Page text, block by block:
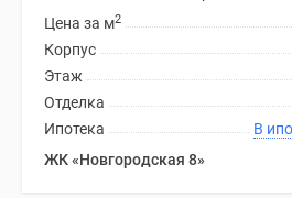
Цена за м2
Корпус
Этаж
Отделка
Ипотека
ЖК «Новгородская 8»